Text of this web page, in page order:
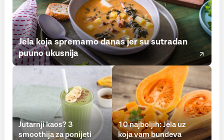
Jela koja spremamo danas jer su sutradan
puuno ukusnija
Jutarnji kaos? 3
smoothija za ponijeti
10 najboljih: Jela uz
koja vam bundeva